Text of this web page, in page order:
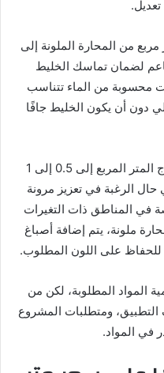
من المحارة الملونة إلى
الناعم لضمان تماسك الخليط
محسوبة من الماء تتناسب
دون أن يكون الخليط جافًا
أما بالنسبة للمواد الإضافية، فقد يحتاج المتر المربع إلى 0.5 إلى 1
حال الرغبة في تعزيز مرونة
في المناطق ذات التغيرات
ملونة، يتم إضافة أصباغ
المواد المطلوبة، لكن من
ومتطلبات المشروع
في المواد.